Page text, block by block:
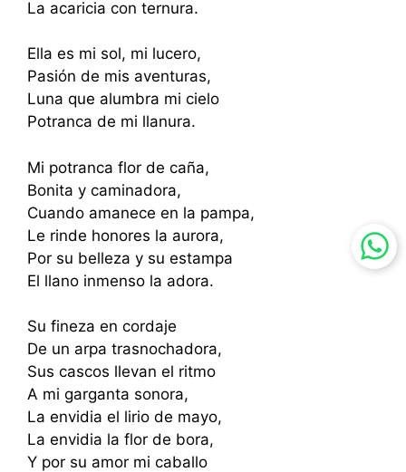
La acaricia con ternura.
Ella es mi sol, mi lucero,
Pasión de mis aventuras,
Luna que alumbra mi cielo
Potranca de mi llanura.
Mi potranca flor de caña,
Bonita y caminadora,
Cuando amanece en la pampa,
Le rinde honores la aurora,
Por su belleza y su estampa
El llano inmenso la adora.
Su fineza en cordaje
De un arpa trasnochadora,
Sus cascos llevan el ritmo
A mi garganta sonora,
La envidia el lirio de mayo,
La envidia la flor de bora,
Y por su amor mi caballo